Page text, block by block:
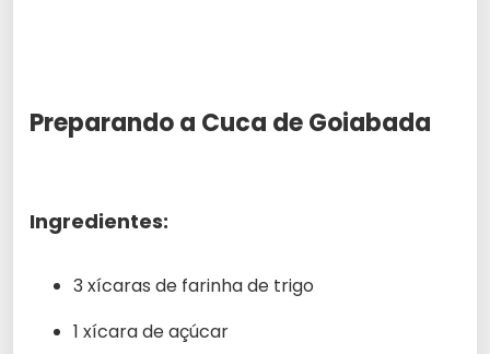
Preparando a Cuca de Goiabada
Ingredientes:
3 xícaras de farinha de trigo
1 xícara de açúcar